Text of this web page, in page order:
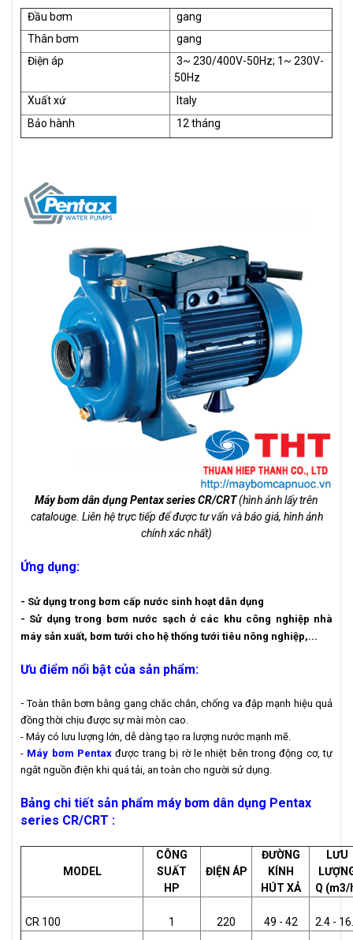
Đầu bơm
gang
Thân bơm
gang
Điện áp
3~ 230/400V-50Hz; 1~ 230V-
50Hz
Xuất xứ
Italy
Bảo hành
12 tháng
Máy bơm dân dụng Pentax series CR/CRT(hình ảnh lấy trên
catalouge. Liên hệ trực tiếp để được tư vấn và báo giá, hình ảnh
chính xác nhất)
Ứng dụng:
- Sử dụng trong bơm cấp nước sinh hoạt dân dụng
- Sử dụng trong bơm nước sạch ở các khu công nghiệp nhà
máy sản xuất, bơm tưới cho hệ thống tưới tiêu nông nghiệp,...
Ưu điểm nổi bật của sản phẩm:
- Toàn thân bơm bằng gang chắc chắn, chống va đập mạnh hiệu quả
đồng thời chịu được sự mài mòn cao.
- Máy có lưu lượng lớn, dễ dàng tạo ra lượng nước mạnh mẽ.
- Máy bơm Pentax được trang bị rờ le nhiệt bên trong động cơ, tự
ngắt nguồn điện khi quá tải, an toàn cho người sử dụng.
Bảng chi tiết sản phẩm máy bơm dân dụng Pentax
series CR/CRT :
MODEL
CÔNG
SUẤT
HP
ĐIỆN ÁP
ĐƯỜNG
KÍNH
HÚT XẢ
LƯU
Q (m3/
CR 100 1 220 49 - 42 2.4 -